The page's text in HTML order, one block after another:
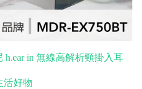
h.ear in 無線高解析頸掛入耳
活好物